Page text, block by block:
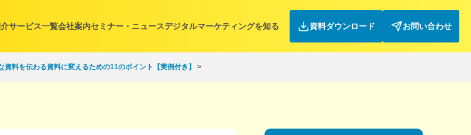
サービス一覧会社案内セミナー・ニュースデジタルマーケティングを知る 資料ダウンロード お問い合わせ
料を伝わる資料に変えるための11のポイント【実例付き】 >